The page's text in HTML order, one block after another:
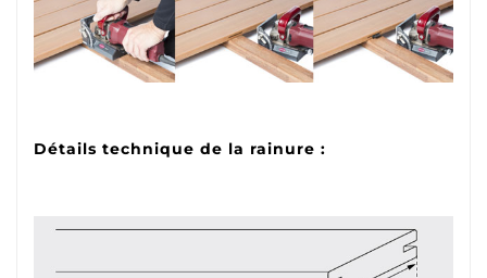
Détails technique de la rainure :